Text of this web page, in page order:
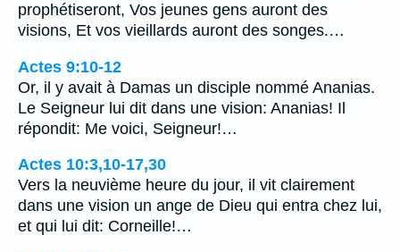
prophétiseront, Vos jeunes gens auront des
visions, Et vos vieillards auront des songes.…
Actes 9:10-12
Or, il y avait à Damas un disciple nommé Ananias.
Le Seigneur lui dit dans une vision: Ananias! Il
répondit: Me voici, Seigneur!…
Actes 10:3,10-17,30
Vers la neuvième heure du jour, il vit clairement
dans une vision un ange de Dieu qui entra chez lui,
et qui lui dit: Corneille!…